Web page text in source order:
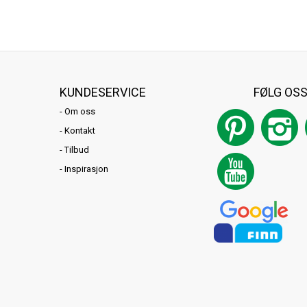
KUNDESERVICE
- Om oss
- Kontakt
-Tilbud
- Inspirasjon
FØLG OSS